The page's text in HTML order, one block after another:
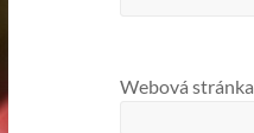
Webová stránka